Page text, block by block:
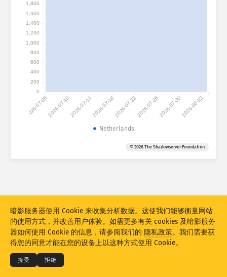
物联网设备统计
攻击统计信息：漏洞
攻击统计信息：设备
数据集
标签
下载为 PNG
2026-07-062026-07-102026-07-142026-07-182026-07-222026-07-262026-07-302026-08-03
0
200
400
600
800
1,000
1,200
1,400
1,600
1,800
Netherlands
© 2026 The Shadowserver Foundation
© 2026THE SHADOWSERVER FOUNDATION
隐私和条款
联系我们 积分
暗影服务器使用 Cookie 来收集分析数据。这使我们能够衡量网站
的使用方式，并改善用户体验。如需更多有关 cookies 及暗影服务
器如何使用 Cookie 的信息，请参阅我们的 隐私政策。我们需要获
得您的同意才能在您的设备上以这种方式使用 Cookie。
接受 拒绝